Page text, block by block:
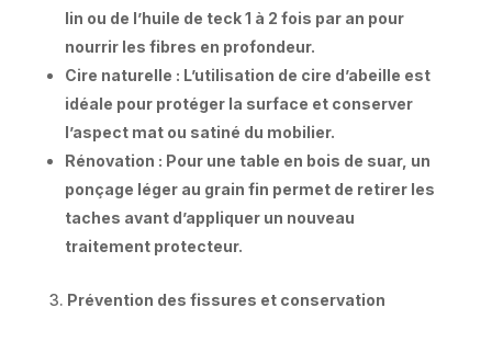
lin ou de l’huile de teck 1 à 2 fois par an pour
nourrir les fibres en profondeur.
Cire naturelle : L’utilisation de cire d’abeille est
idéale pour protéger la surface et conserver
l’aspect mat ou satiné du mobilier.
Rénovation : Pour une table en bois de suar, un
ponçage léger au grain fin permet de retirer les
taches avant d’appliquer un nouveau
traitement protecteur.
Prévention des fissures et conservation